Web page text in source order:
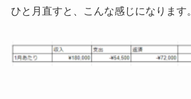
ひと月直すと、こんな感じになります。